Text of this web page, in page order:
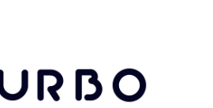
lo com o fato de banho
sugerimos optar por um